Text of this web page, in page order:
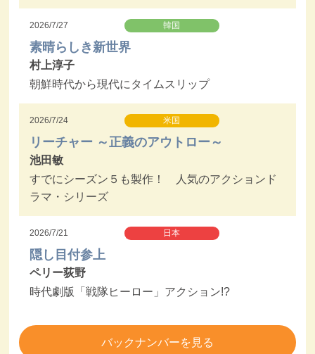
2026/7/27 韓国
素晴らしき新世界
村上淳子
朝鮮時代から現代にタイムスリップ
2026/7/24 米国
リーチャー ～正義のアウトロー～
池田敏
すでにシーズン５も製作！ 人気のアクションド
ラマ・シリーズ
2026/7/21 日本
隠し目付参上
ペリー荻野
時代劇版「戦隊ヒーロー」アクション!?
バックナンバーを見る